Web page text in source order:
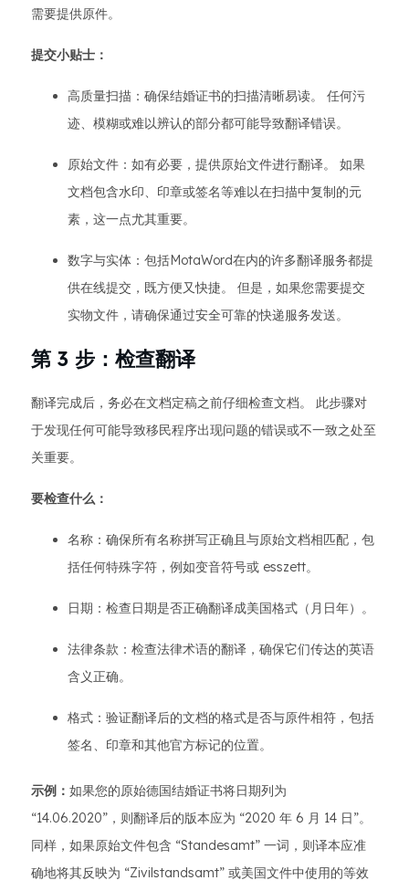
需要提供原件。
提交小贴士：
高质量扫描：确保结婚证书的扫描清晰易读。 任何污
迹、模糊或难以辨认的部分都可能导致翻译错误。
原始文件：如有必要，提供原始文件进行翻译。 如果
文档包含水印、印章或签名等难以在扫描中复制的元
素，这一点尤其重要。
数字与实体：包括MotaWord在内的许多翻译服务都提
供在线提交，既方便又快捷。 但是，如果您需要提交
实物文件，请确保通过安全可靠的快递服务发送。
第 3 步：检查翻译
翻译完成后，务必在文档定稿之前仔细检查文档。 此步骤对
于发现任何可能导致移民程序出现问题的错误或不一致之处至
关重要。
要检查什么：
名称：确保所有名称拼写正确且与原始文档相匹配，包
括任何特殊字符，例如变音符号或 esszett。
日期：检查日期是否正确翻译成美国格式（月日年）。
法律条款：检查法律术语的翻译，确保它们传达的英语
含义正确。
格式：验证翻译后的文档的格式是否与原件相符，包括
签名、印章和其他官方标记的位置。
示例： 如果您的原始德国结婚证书将日期列为
“14.06.2020”，则翻译后的版本应为 “2020 年 6 月 14 日”。
同样，如果原始文件包含 “Standesamt” 一词，则译本应准
确地将其反映为 “Zivilstandsamt” 或美国文件中使用的等效